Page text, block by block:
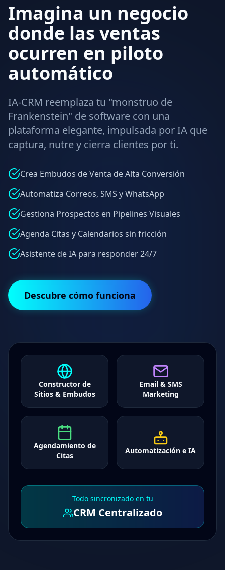
Imagina un negocio
donde las ventas
ocurren en piloto
automático
IA-CRM reemplaza tu "monstruo de
Frankenstein" de software con una
plataforma elegante, impulsada por IA que
captura, nutre y cierra clientes por ti.
Crea Embudos de Venta de Alta Conversión
Automatiza Correos, SMS y WhatsApp
Gestiona Prospectos en Pipelines Visuales
Agenda Citas y Calendarios sin fricción
Asistente de IA para responder 24/7
Descubre cómo funciona
Constructor de
Sitios & Embudos
Email & SMS
Marketing
Agendamiento de
Citas
Automatización e IA
Todo sincronizado en tu
CRM Centralizado